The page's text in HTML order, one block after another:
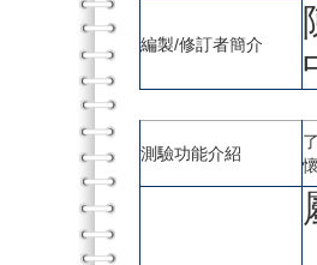
編製/修訂者簡介
測驗功能介紹